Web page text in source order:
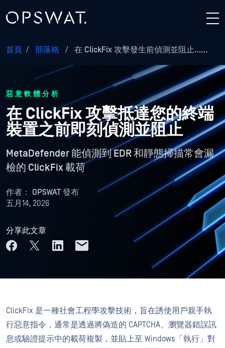
首頁 / 部落格 / 在 ClickFix 攻擊發生前偵測並阻止……
惡意軟體分析
在 ClickFix 攻擊抵達您的終端
裝置之前即刻偵測並阻止
MetaDefender 能偵測到 EDR 和靜態掃描常會漏
檢的 ClickFix 載荷
作者： OPSWAT 發布
五月14, 2026
分享此文章
ClickFix 是一種社會工程學攻擊技術，旨在誘使用戶親手執
行惡意指令，通常是透過將偽造的 CAPTCHA、瀏覽器錯誤訊
息或驗證提示中的載荷複製，並貼上至 Windows「執行」對